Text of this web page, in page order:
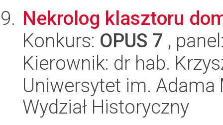
Nekrolog klasztoru
Konkurs: OPUS 7 ,
Kierownik: dr hab.
Uniwersytet im.
Wydział Historyczny